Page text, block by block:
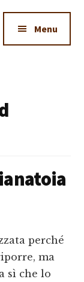
Menu
perché
ma
sì che lo